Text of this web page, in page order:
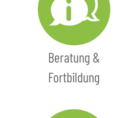
Beratung &
Fortbildung